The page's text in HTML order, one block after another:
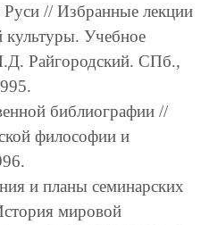
// Избранные лекции
Учебное
Райгородский. СПб.,
библиографии //
философии и
и планы семинарских
мировой